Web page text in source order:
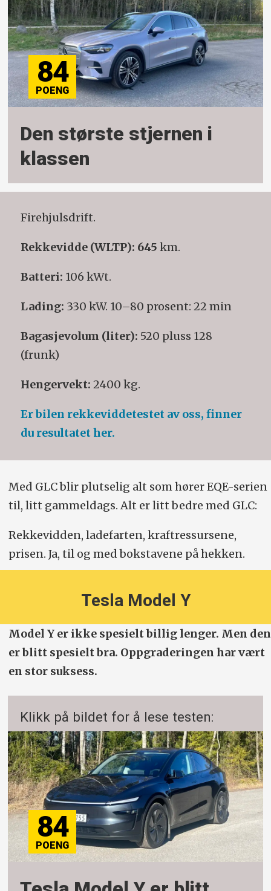
84
Den største stjernen i
klassen
Firehjulsdrift.
Rekkevidde (WLTP): 645 km.
Batteri: 106 kWt.
Lading: 330 kW. 10–80 prosent: 22 min
Bagasjevolum (liter): 520 pluss 128
(frunk)
Hengervekt: 2400 kg.
Er bilen rekkeviddetestet av oss, finner
du resultatet her.
Med GLC blir plutselig alt som hører EQE-serien
til, litt gammeldags. Alt er litt bedre med GLC:
Rekkevidden, ladefarten, kraftressursene,
prisen. Ja, til og med bokstavene på hekken.
Tesla Model Y
Model Y er ikke spesielt billig lenger. Men den
er blitt spesielt bra. Oppgraderingen har vært
en stor suksess.
Klikk på bildet for å lese testen:
84